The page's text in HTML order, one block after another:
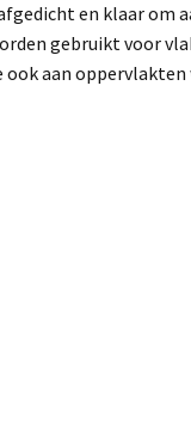
en klaar
gebruikt voor
aan